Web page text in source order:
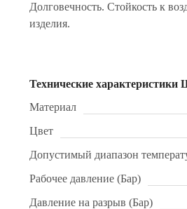
Долговечность. Стойкость к
изделия.
Технические
Материал
Цвет
Допустимый диапазон
Рабочее давление (Бар)
Давление на разрыв (Бар)